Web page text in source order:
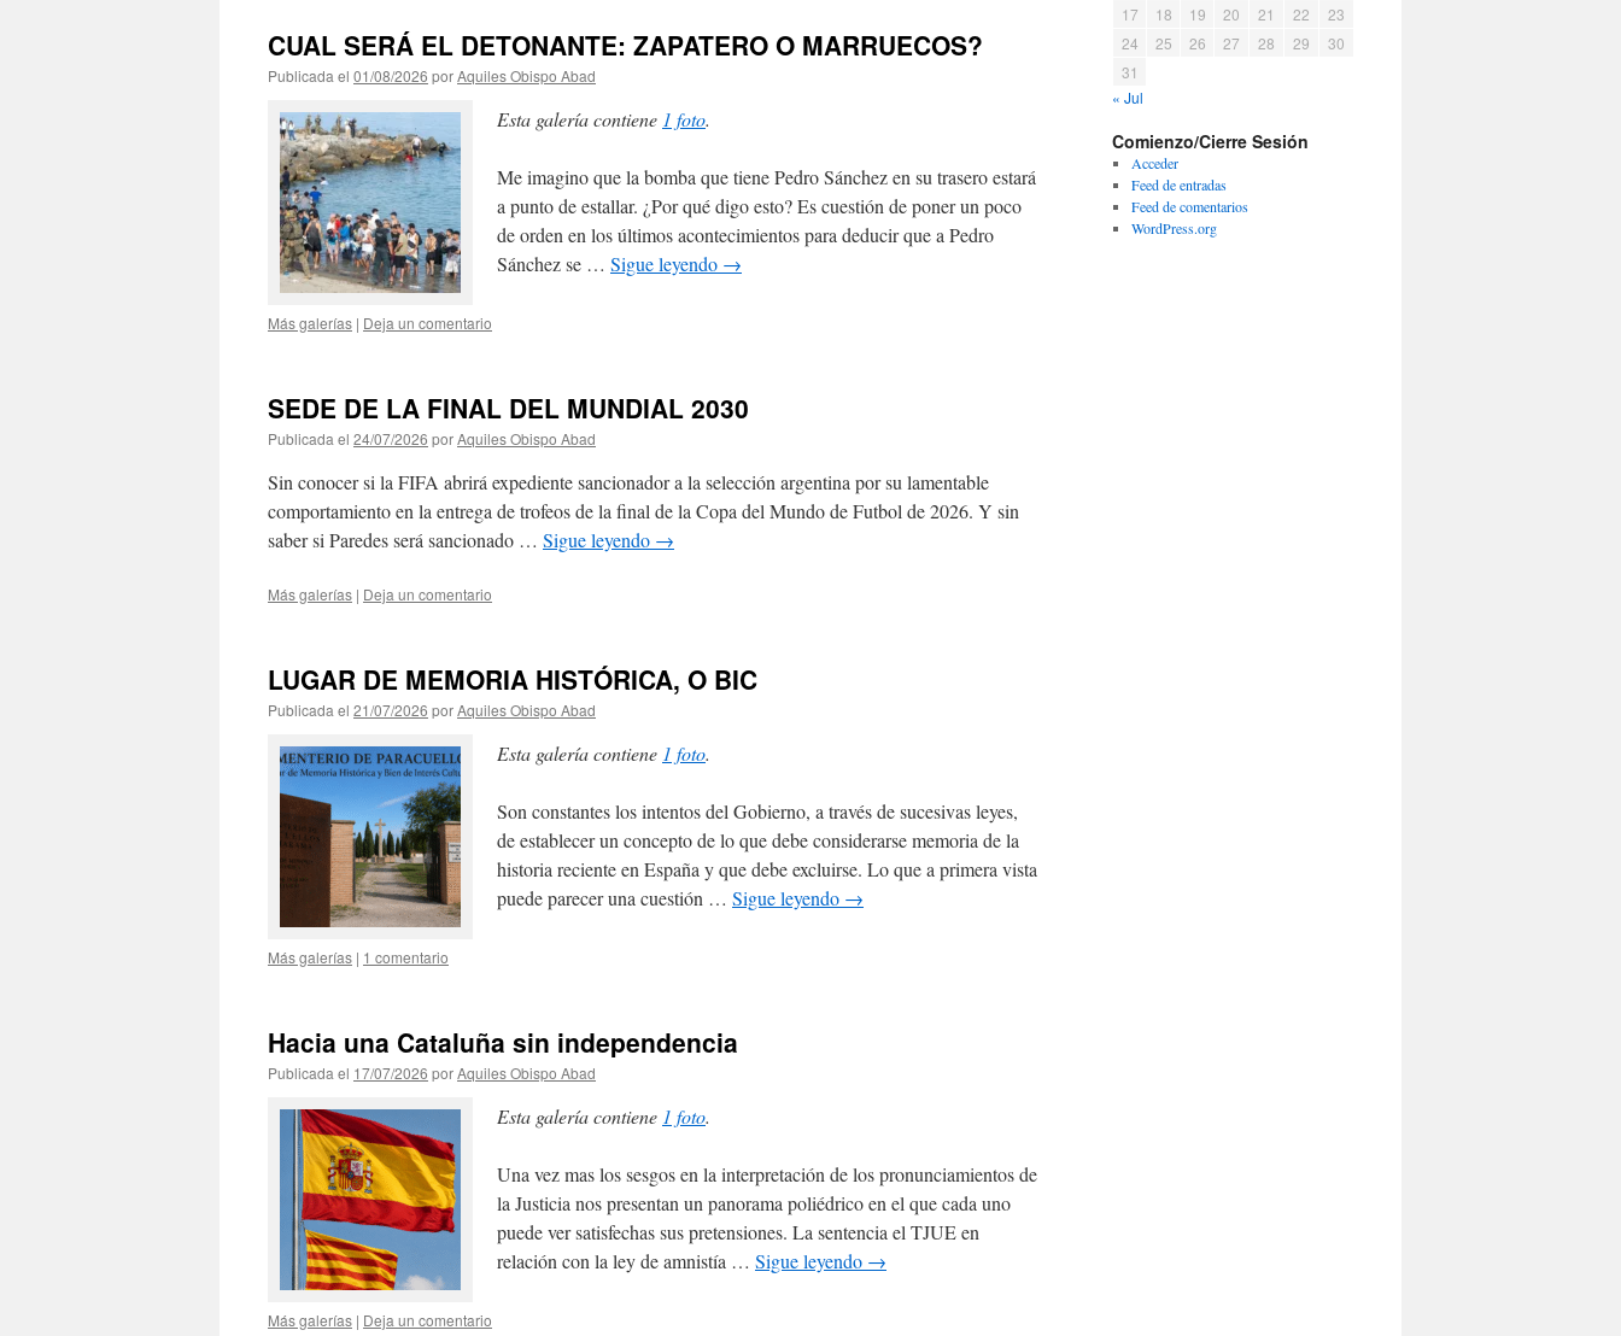
CUAL SERÁ EL DETONANTE: ZAPATERO O MARRUECOS?
Publicada el 01/08/2026 porAquiles Obispo Abad
Esta galería contiene 1 foto.
Me imagino que la bomba que tiene Pedro Sánchez en su trasero estará
a punto de estallar. ¿Por qué digo esto? Es cuestión de poner un poco
de orden en los últimos acontecimientos para deducir que a Pedro
Sánchez se … Sigue leyendo →
Más galerías | Deja un comentario
SEDE DE LA FINAL DEL MUNDIAL 2030
Publicada el 24/07/2026 porAquiles Obispo Abad
Sin conocer si la FIFA abrirá expediente sancionador a la selección argentina por su lamentable
comportamiento en la entrega de trofeos de la final de la Copa del Mundo de Futbol de 2026. Y sin
saber si Paredes será sancionado … Sigue leyendo →
Más galerías | Deja un comentario
LUGAR DE MEMORIA HISTÓRICA, O BIC
Publicada el 21/07/2026 porAquiles Obispo Abad
Esta galería contiene 1 foto.
Son constantes los intentos del Gobierno, a través de sucesivas leyes,
de establecer un concepto de lo que debe considerarse memoria de la
historia reciente en España y que debe excluirse. Lo que a primera vista
puede parecer una cuestión … Sigue leyendo →
Más galerías | 1 comentario
Hacia una Cataluña sin independencia
Publicada el 17/07/2026 porAquiles Obispo Abad
Esta galería contiene 1 foto.
Una vez mas los sesgos en la interpretación de los pronunciamientos de
la Justicia nos presentan un panorama poliédrico en el que cada uno
puede ver satisfechas sus pretensiones. La sentencia el TJUE en
relación con la ley de amnistía … Sigue leyendo →
Más galerías | Deja un comentario
17
18 19 20 21 22
23
24
25 26 27 28 29
30
31
« Jul
Comienzo/Cierre Sesión
Acceder
Feed de entradas
Feed de comentarios
WordPress.org